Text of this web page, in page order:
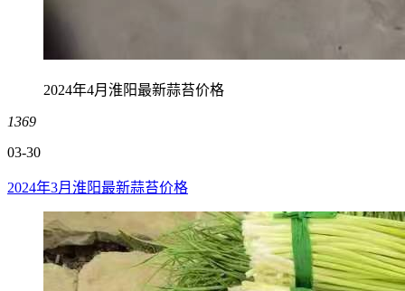
2024年4月淮阳最新蒜苔价格
1369
03-30
2024年3月淮阳最新蒜苔价格